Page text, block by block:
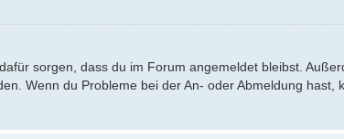
sorgen, dass du im Forum angemeldet bleibst.
Wenn du Probleme bei der An- oder Abmeldung hast,